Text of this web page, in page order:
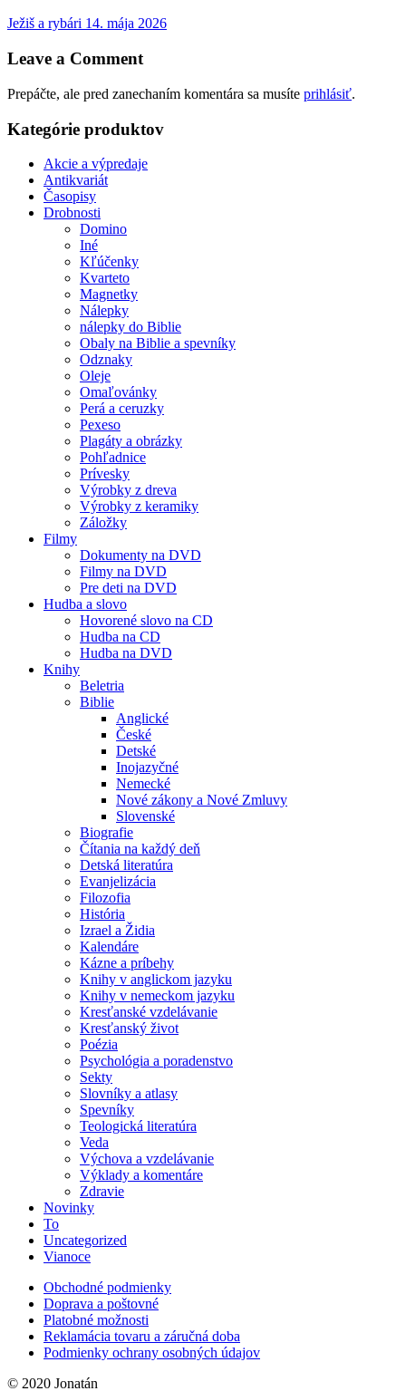
Navigácia
v
Ježiš a rybári Previous
14. mája 2026
Leave a Comment
Prepáčte, ale pred zanechaním komentára sa musíte prihlásiť.
Kategórie produktov
Akcie a výpredaje
Antikvariát
Časopisy
Drobnosti
Domino
Iné
Kľúčenky
Kvarteto
Magnetky
Nálepky
nálepky do Biblie
Obaly na Biblie a spevníky
Odznaky
Oleje
Omaľovánky
Perá a ceruzky
Pexeso
Plagáty a obrázky
Pohľadnice
Prívesky
Výrobky z dreva
Výrobky z keramiky
Záložky
Filmy
Dokumenty na DVD
Filmy na DVD
Pre deti na DVD
Hudba a slovo
Hovorené slovo na CD
Hudba na CD
Hudba na DVD
Knihy
Beletria
Biblie
Anglické
České
Detské
Inojazyčné
Nemecké
Nové zákony a Nové Zmluvy
Slovenské
Biografie
Čítania na každý deň
Detská literatúra
Evanjelizácia
Filozofia
História
Izrael a Židia
Kalendáre
Kázne a príbehy
Knihy v anglickom jazyku
Knihy v nemeckom jazyku
Kresťanské vzdelávanie
Kresťanský život
Poézia
Psychológia a poradenstvo
Sekty
Slovníky a atlasy
Spevníky
Teologická literatúra
Veda
Výchova a vzdelávanie
Výklady a komentáre
Zdravie
Novinky
To
Uncategorized
Vianoce
Obchodné podmienky
Doprava a poštovné
Platobné možnosti
Reklamácia tovaru a záručná doba
Podmienky ochrany osobných údajov
© 2020 Jonatán